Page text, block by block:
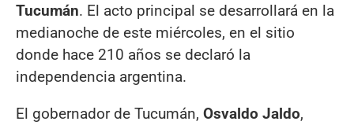
Tucumán. El acto principal se desarrollará en la
medianoche de este miércoles, en el sitio
donde hace 210 años se declaró la
independencia argentina.
El gobernador de Tucumán, Osvaldo Jaldo,